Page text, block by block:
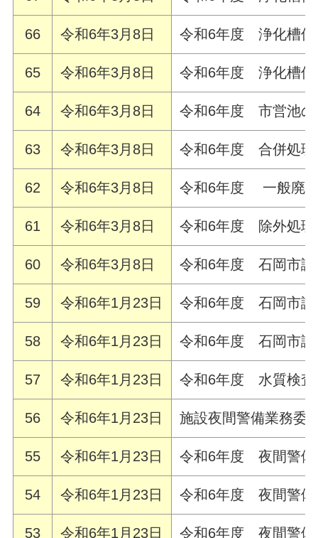
66 令和6年3月8日 令和6年度 浄化槽保
65 令和6年3月8日 令和6年度 浄化槽保
64 令和6年3月8日 令和6年度 市営池の
63 令和6年3月8日 令和6年度 合併処理
62 令和6年3月8日 令和6年度 一般廃棄
61 令和6年3月8日 令和6年度 除外処理
60 令和6年3月8日 令和6年度 石岡市議
59 令和6年1月23日 令和6年度 石岡市議
58 令和6年1月23日 令和6年度 石岡市議
57 令和6年1月23日 令和6年度 水質検査
56 令和6年1月23日 施設夜間警備業務委
55 令和6年1月23日 令和6年度 夜間警備
54 令和6年1月23日 令和6年度 夜間警備
53 令和6年1月23日 令和6年度 夜間警備